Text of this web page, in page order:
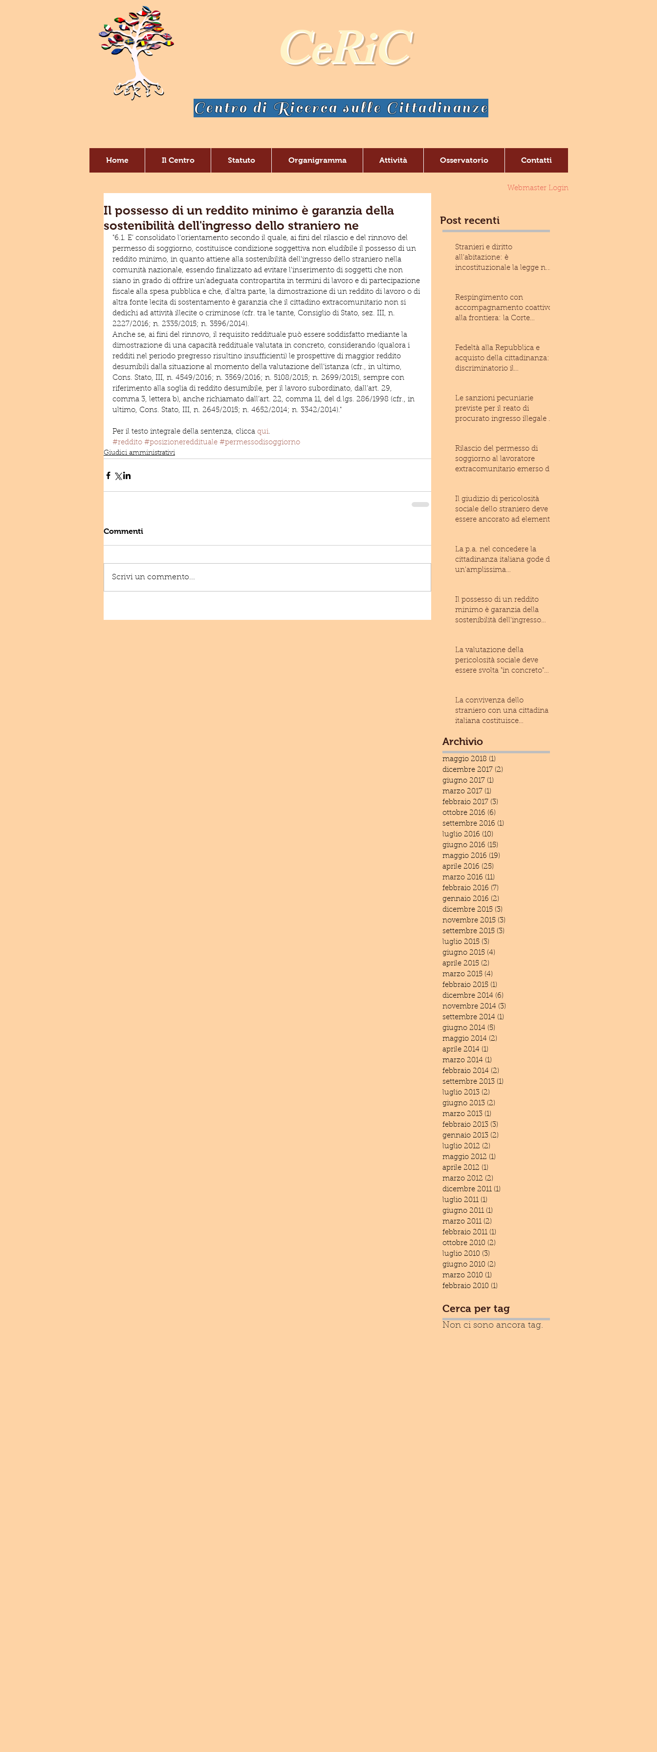
CeRiC
Centro di Ricerca sulle Cittadinanze
Home Il Centro Statuto Organigramma Attività Osservatorio Contatti
Il possesso di un reddito minimo è garanzia della
sostenibilità dell'ingresso dello straniero ne
"6.1. E’ consolidato l’orientamento secondo il quale, ai fini del rilascio e del rinnovo del
permesso di soggiorno, costituisce condizione soggettiva non eludibile il possesso di un
reddito minimo, in quanto attiene alla sostenibilità dell'ingresso dello straniero nella
comunità nazionale, essendo finalizzato ad evitare l'inserimento di soggetti che non
siano in grado di offrire un'adeguata contropartita in termini di lavoro e di partecipazione
fiscale alla spesa pubblica e che, d’altra parte, la dimostrazione di un reddito di lavoro o di
altra fonte lecita di sostentamento è garanzia che il cittadino extracomunitario non si
dedichi ad attività illecite o criminose (cfr. tra le tante, Consiglio di Stato, sez. III, n.
2227/2016; n. 2335/2015; n. 3596/2014).
Anche se, ai fini del rinnovo, il requisito reddituale può essere soddisfatto mediante la
dimostrazione di una capacità reddituale valutata in concreto, considerando (qualora i
redditi nel periodo pregresso risultino insufficienti) le prospettive di maggior reddito
desumibili dalla situazione al momento della valutazione dell’istanza (cfr., in ultimo,
Cons. Stato, III, n. 4549/2016; n. 3569/2016; n. 5108/2015; n. 2699/2015), sempre con
riferimento alla soglia di reddito desumibile, per il lavoro subordinato, dall’art. 29,
comma 3, lettera b), anche richiamato dall’art. 22, comma 11, del d.lgs. 286/1998 (cfr., in
ultimo, Cons. Stato, III, n. 2645/2015; n. 4652/2014; n. 3342/2014)."
Per il testo integrale della sentenza, clicca qui.
#reddito #posizionereddituale #permessodisoggiorno
Giudici amministrativi
Commenti
Scrivi un commento...
Post recenti
Stranieri e diritto
all'abitazione: è
incostituzionale la legge n.
Respingimento con
accompagnamento coattivo
alla frontiera: la Corte
Fedeltà alla Repubblica e
acquisto della cittadinanza: è
discriminatorio il
Le sanzioni pecuniarie
previste per il reato di
procurato ingresso illegale di
Rilascio del permesso di
soggiorno al lavoratore
extracomunitario emerso dal
Il giudizio di pericolosità
sociale dello straniero deve
essere ancorato ad elementi
La p.a. nel concedere la
cittadinanza italiana gode di
un'amplissima
Il possesso di un reddito
minimo è garanzia della
sostenibilità dell'ingresso
La valutazione della
pericolosità sociale deve
essere svolta "in concreto"
La convivenza dello
straniero con una cittadina
italiana costituisce
espuls
Archivio
maggio 2018 (1)
dicembre 2017 (2)
giugno 2017 (1)
marzo 2017 (1)
febbraio 2017 (3)
ottobre 2016 (6)
settembre 2016 (1)
luglio 2016 (10)
giugno 2016 (15)
maggio 2016 (19)
aprile 2016 (25)
marzo 2016 (11)
febbraio 2016 (7)
gennaio 2016 (2)
dicembre 2015 (3)
novembre 2015 (3)
settembre 2015 (3)
luglio 2015 (3)
giugno 2015 (4)
aprile 2015 (2)
marzo 2015 (4)
febbraio 2015 (1)
dicembre 2014 (6)
novembre 2014 (3)
settembre 2014 (1)
giugno 2014 (5)
maggio 2014 (2)
aprile 2014 (1)
marzo 2014 (1)
febbraio 2014 (2)
settembre 2013 (1)
luglio 2013 (2)
giugno 2013 (2)
marzo 2013 (1)
febbraio 2013 (3)
gennaio 2013 (2)
luglio 2012 (2)
maggio 2012 (1)
aprile 2012 (1)
marzo 2012 (2)
dicembre 2011 (1)
luglio 2011 (1)
giugno 2011 (1)
marzo 2011 (2)
febbraio 2011 (1)
ottobre 2010 (2)
luglio 2010 (3)
giugno 2010 (2)
marzo 2010 (1)
febbraio 2010 (1)
Cerca per tag
Non ci sono ancora tag.
Webmaster Login